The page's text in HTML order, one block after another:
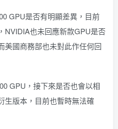
GPU是否有明顯差異，目前
NVIDIA也未回應新款GPU是否
美國商務部也未對此作任何回
GPU，接下來是否也會以相
生版本，目前也暫時無法確